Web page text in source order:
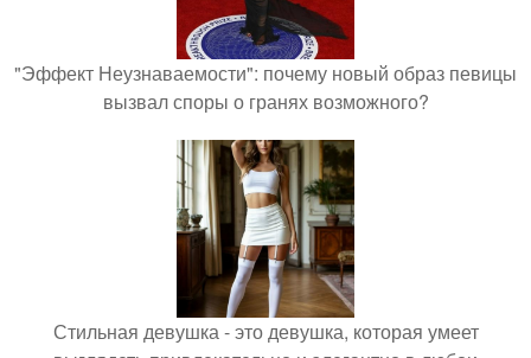
"Эффект Неузнаваемости": почему новый образ певицы
вызвал споры о гранях возможного?
Стильная девушка - это девушка, которая умеет